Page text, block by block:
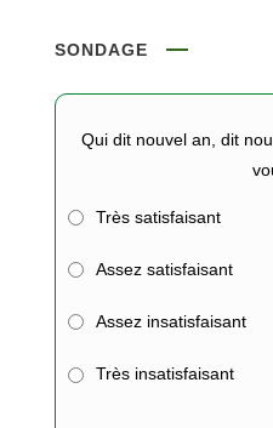
SONDAGE
Qui dit nouvel an, dit
Très satisfaisant
Assez satisfaisant
Assez insatisfaisant
Très insatisfaisant